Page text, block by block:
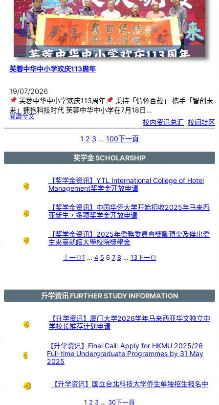
》
书
画
展
开
幕
芙蓉中华中小学欢庆113周年
19/07/2026
芙蓉中华中小学欢庆113周年
秉持「情怀百载」 携手「智创未
来」拥抱科技时代 芙蓉中华中小学在7月18日…
閱讀全文:芙
华
1
年
校内资讯总汇 校闻特区
1 2 3 … 100下一頁
奖学金 SCHOLARSHIP
【奖学金资讯】YTL International College of Hotel
Management奖学金开放申请
【奖学金资讯】中国华侨大学开始招收2025年马来西
亚新生，多项奖学金开放申请
【奖学金资讯】2025年僑務委員會獎勵頂尖及傑出僑
生來臺就讀大學校院獎學金
上一頁1 … 4 5 6 7 8 … 13下一頁
升学资讯 FURTHER STUDY INFORMATION
【升学资讯】厦门大学2026学年马来西亚华文独立中
学校长推荐计划申请
【升学资讯】Final Call: Apply for HKMU 2025/26
Full-time Undergraduate Programmes by 31 May
2025
【升学资讯】国立台北科技大学侨生单独招生报名中
1 2 3 … 30下一頁